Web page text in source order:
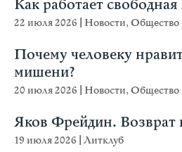
Как работает
22 июля 2026 Новости,Общество
Почему человеку
мишени?
20 июля 2026 Новости,Общество
Яков Фрейдин. Возврат
19 июля 2026 Литклуб